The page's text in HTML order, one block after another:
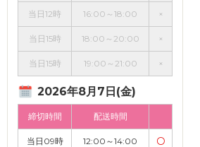
当日12時 16:00～18:00 ×
当日15時 18:00～20:00 ×
当日15時 19:00～21:00 ×
2026年8月7日(金)
締切時間 配送時間
当日09時 12:00～14:00 〇